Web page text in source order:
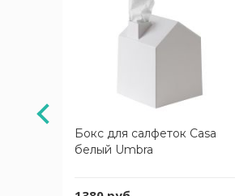
АКЦИЯ
Бокс для салфеток Casa
белый Umbra